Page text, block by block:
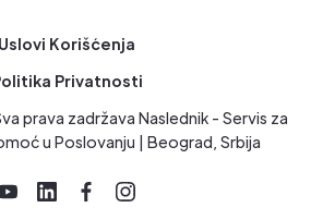
Uslovi Korišćenja
Privatnosti
prava zadržava Naslednik - Servis za
u Poslovanju | Beograd, Srbija